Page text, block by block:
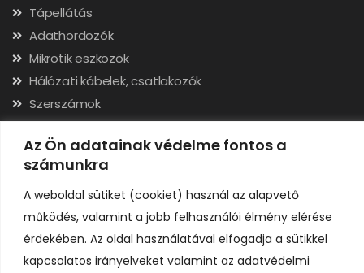
Az Ön adatainak védelme fontos a
számunkra
A weboldal sütiket (cookiet) használ az alapvető
működés, valamint a jobb felhasználói élmény elérése
érdekében. Az oldal használatával elfogadja a sütikkel
kapcsolatos irányelveket valamint az adatvédelmi
Tápellátás
Adathordozók
Mikrotik eszközök
Hálózati kábelek, csatlakozók
Szerszámok
Elérhetőségek
Cégjegyzékszám: 02-09-079991
Bankszámla: 11731001-23136207
IBAN: HU92117310012313620700000000